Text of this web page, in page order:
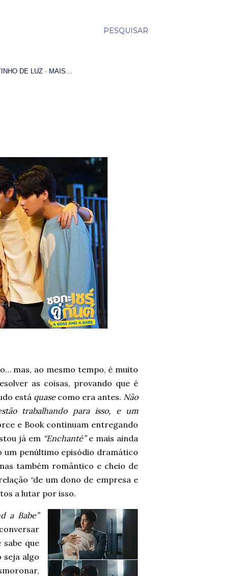
PESQUISAR
DE LUZ MAIS…
mas, ao mesmo tempo, é muito
as coisas, provando que é
está quasecomo era antes. Não
trabalhando para isso, e um
e Book continuam entregando
já em “Enchanté”e mais ainda
um penúltimo episódio dramático
também romântico e cheio de
“de um dono de empresa e
a lutar por isso.
a Babe”
que
seja algo